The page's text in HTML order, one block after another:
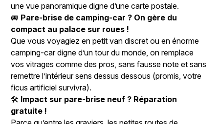
une vue panoramique digne d’une carte postale.
🚐 Pare-brise de camping-car ? On gère du
compact au palace sur roues !
Que vous voyagiez en petit van discret ou en énorme
camping-car digne d’un tour du monde, on remplace
vos vitrages comme des pros, sans fausse note et sans
remettre l’intérieur sens dessus dessous (promis, votre
ficus artificiel survivra).
🛠️ Impact sur pare-brise neuf ? Réparation
gratuite !